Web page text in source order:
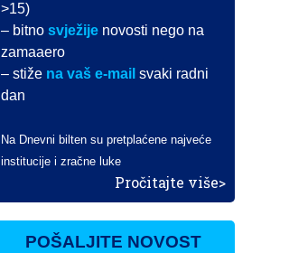
>15)
– bitnosvježije novosti nego na
zamaaero
– stiže na vaš e-mail svaki radni
dan
Na Dnevni bilten su pretplaćene najveće
institucije i zračne luke
Pročitajte više>
POŠALJITE NOVOST